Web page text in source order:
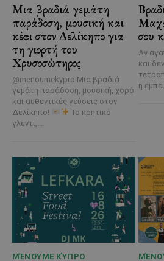
Μια βραδιά γεμάτη
παράδοση, μουσική και
κέφι στον Δελίκηπο για
τη γιορτή του
Χρυσοσώτηρος
@menoumekypro Μια βραδιά
γεμάτη παράδοση, μουσική, χορό
και αυθεντικές γεύσεις στον
Δελίκηπο!
Το κρητικό
γλέντι,...
σου
Αν
και
η
ΜΈΝΟΥΜΕ ΚΎΠΡΟ